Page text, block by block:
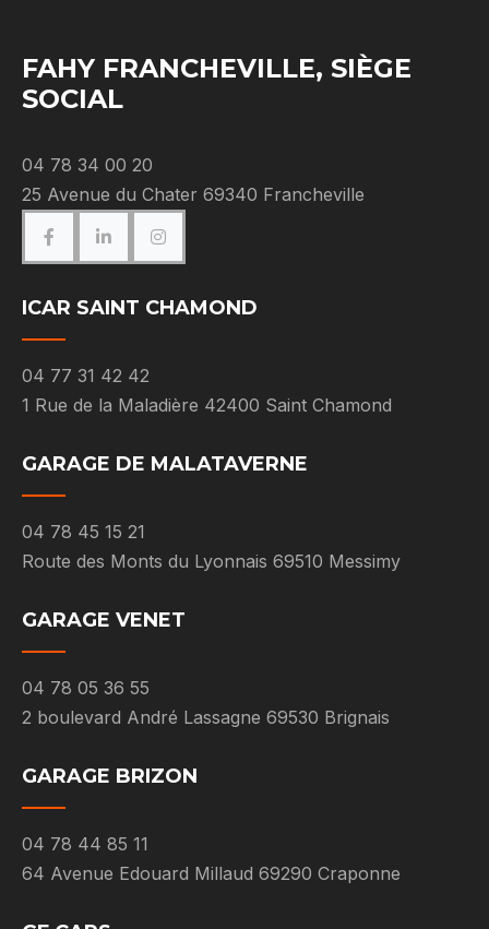
FAHY FRANCHEVILLE, SIÈGE
SOCIAL
04 78 34 00 20
25 Avenue du Chater 69340 Francheville
ICAR SAINT CHAMOND
04 77 31 42 42
1 Rue de la Maladière 42400 Saint Chamond
GARAGE DE MALATAVERNE
04 78 45 15 21
Route des Monts du Lyonnais 69510 Messimy
GARAGE VENET
04 78 05 36 55
2 boulevard André Lassagne 69530 Brignais
GARAGE BRIZON
04 78 44 85 11
64 Avenue Edouard Millaud 69290 Craponne